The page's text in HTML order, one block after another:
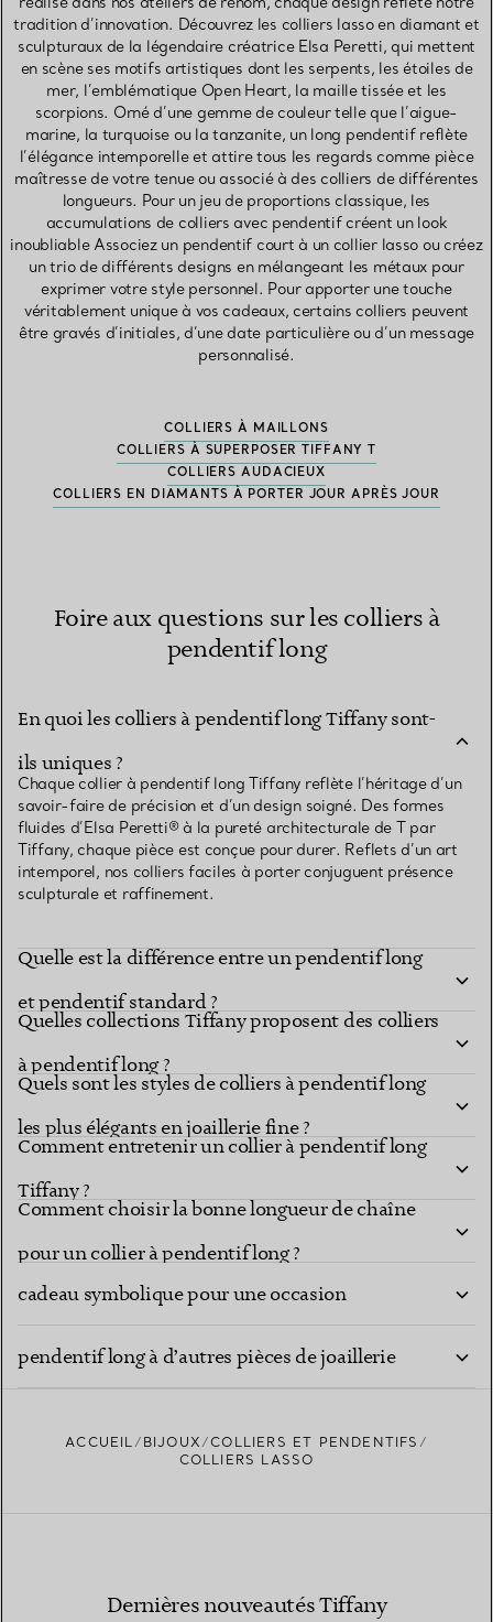
tradition d’innovation. Découvrez les colliers lasso en diamant et
sculpturaux de la légendaire créatrice Elsa Peretti, qui mettent
en scène ses motifs artistiques dont les serpents, les étoiles de
mer, l’emblématique Open Heart, la maille tissée et les
scorpions. Orné d’une gemme de couleur telle que l’aigue-
marine, la turquoise ou la tanzanite, un long pendentif reflète
l’élégance intemporelle et attire tous les regards comme pièce
maîtresse de votre tenue ou associé à des colliers de différentes
longueurs. Pour un jeu de proportions classique, les
accumulations de colliers avec pendentif créent un look
inoubliable Associez un pendentif court à un collier lasso ou créez
un trio de différents designs en mélangeant les métaux pour
exprimer votre style personnel. Pour apporter une touche
véritablement unique à vos cadeaux, certains colliers peuvent
être gravés d’initiales, d’une date particulière ou d’un message
personnalisé.
COLLIERS À MAILLONS
COLLIERS À SUPERPOSER TIFFANY T
COLLIERS AUDACIEUX
COLLIERS EN DIAMANTS À PORTER JOUR APRÈS JOUR
Foire aux questions sur les colliers à
pendentif long
En quoi les colliers à pendentif long Tiffany sont-
ils uniques ?
Chaque collier à pendentif long Tiffany reflète l’héritage d’un
savoir-faire de précision et d’un design soigné. Des formes
fluides d’Elsa Peretti® à la pureté architecturale de T par
Tiffany, chaque pièce est conçue pour durer. Reflets d’un art
intemporel, nos colliers faciles à porter conjuguent présence
sculpturale et raffinement.
Quelle est la différence entre un pendentif long
et pendentif standard ?
Quelles collections Tiffany proposent des colliers
à pendentif long ?
Quels sont les styles de colliers à pendentif long
les plus élégants en joaillerie fine ?
Comment entretenir un collier à pendentif long
Tiffany ?
Comment choisir la bonne longueur de chaîne
pour un collier à pendentif long ?
Un collier à pendentif long Tiffany est-il un
cadeau symbolique pour une occasion
Comment puis-je superposer un collier à
pendentif long à d’autres pièces de joaillerie
ACCUEIL BIJOUX
COLLIERS ET PENDENTIFS
COLLIERS LASSO
Dernières nouveautés Tiffany